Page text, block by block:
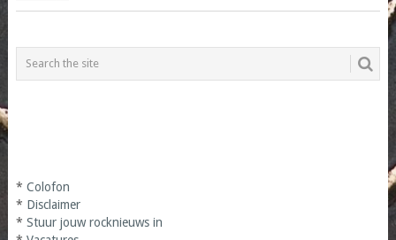
* Colofon
* Disclaimer
* Stuur jouw rocknieuws in